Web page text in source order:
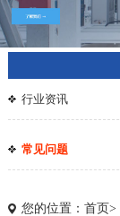
行业资讯
常见问题
您的位置： 首页>